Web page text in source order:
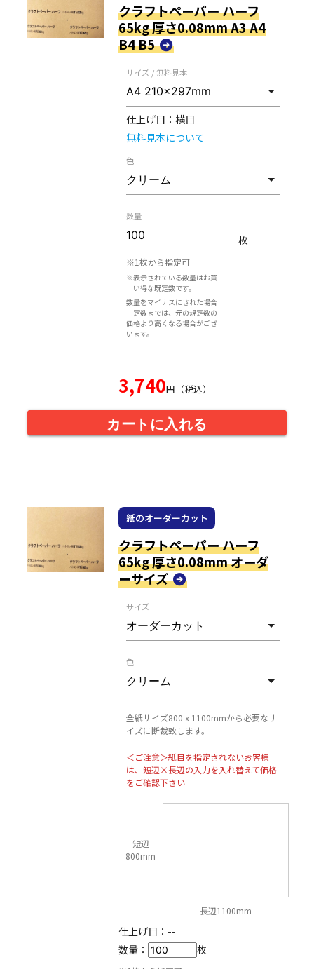
クラフトペーパー ハーフ
65kg 厚さ0.08mm A3 A4
B4 B5
サイズ / 無料見本
仕上げ目： 横目
無料見本について
色
数量
※1枚から指定可
※表示されている数量はお買
い得な既定数です。
数量をマイナスにされた場合
一定数までは、元の規定数の
価格より高くなる場合がござ
います。
枚
3,740円（税込）
カートに入れる
紙のオーダーカット
クラフトペーパー ハーフ
65kg 厚さ0.08mm オーダ
ーサイズ
サイズ
色
全紙サイズ800 x 1100mmから必要なサ
イズに断裁致します。
＜ご注意＞紙目を指定されないお客様
は、短辺×長辺の入力を入れ替えて価格
をご確認下さい
短辺
800mm
長辺1100mm
仕上げ目： --
数量：
枚